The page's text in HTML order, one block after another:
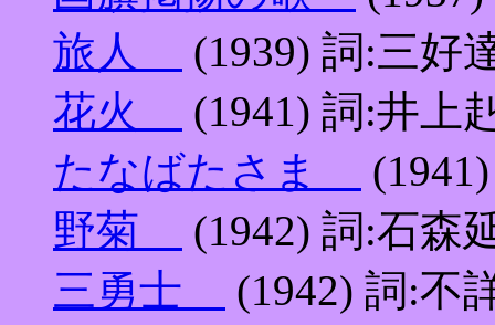
旅人
(1939) 詞:三好
花火
(1941) 詞:井上
たなばたさま
野菊
(1942) 詞:石森
三勇士
(1942) 詞:不